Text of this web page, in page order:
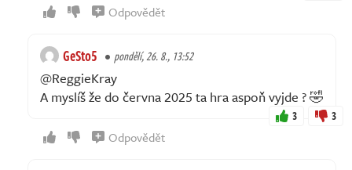
Odpovědět
GeSto5 pondělí, 26. 8., 13:52
@ReggieKray
A myslíš že do června 2025 ta hra aspoň vyjde ? 🤣
3 3
Odpovědět